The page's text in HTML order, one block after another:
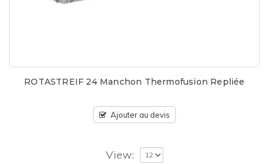
ROTASTREIF 24 Manchon Thermofusion Repliée
Ajouter au devis
View: